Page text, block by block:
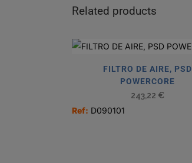
Related products
FILTRO DE AIRE, PSD
POWERCORE
243,22 €
Ref: D090101